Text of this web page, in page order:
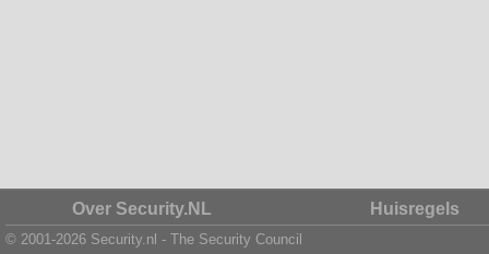
Over Security.NL Huisregels
© 2001-2026 Security.nl - The Security Council